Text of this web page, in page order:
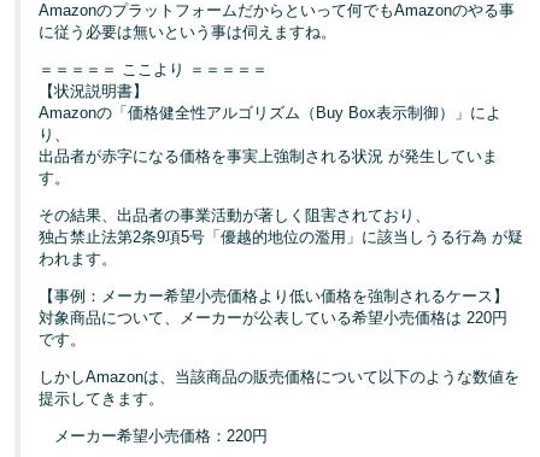
Amazonのプラットフォームだからといって何でもAmazonのやる事
に従う必要は無いという事は伺えますね。
＝＝＝＝＝ ここより ＝＝＝＝＝
【状況説明書】
Amazonの「価格健全性アルゴリズム（Buy Box表示制御）」によ
り、
出品者が赤字になる価格を事実上強制される状況 が発生していま
す。
その結果、出品者の事業活動が著しく阻害されており、
独占禁止法第2条9項5号「優越的地位の濫用」に該当しうる行為 が疑
われます。
【事例：メーカー希望小売価格より低い価格を強制されるケース】
対象商品について、メーカーが公表している希望小売価格は 220円
です。
しかしAmazonは、当該商品の販売価格について以下のような数値を
提示してきます。
メーカー希望小売価格：220円